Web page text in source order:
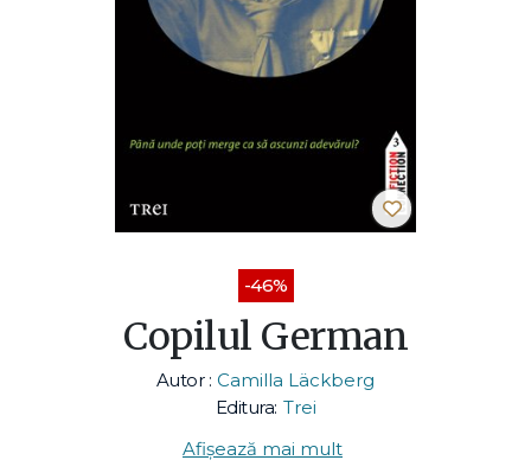
-46%
Copilul German
Autor : Camilla Läckberg
Editura: Trei
Afișează mai mult